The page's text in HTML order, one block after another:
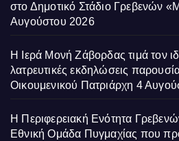
στο Δημοτικό Στάδιο Γρεβενών
Αυγούστου 2026
Η Ιερά Μονή Ζάβορδας τιμά τον
λατρευτικές εκδηλώσεις
Οικουμενικού Πατριάρχη 4
Η Περιφερειακή Ενότητα
Εθνική Ομάδα Πυγμαχίας που